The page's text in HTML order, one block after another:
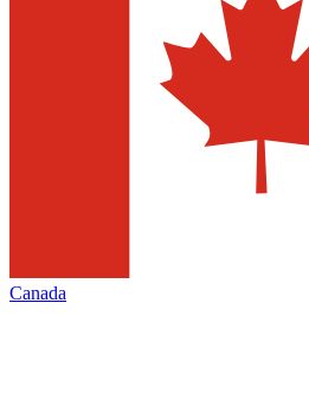
Canada